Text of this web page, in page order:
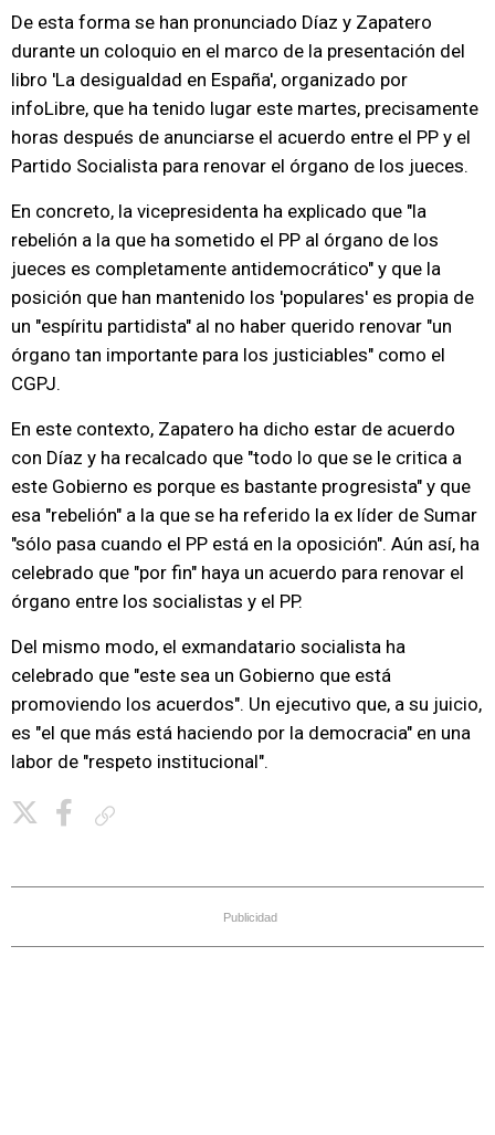
De esta forma se han pronunciado Díaz y Zapatero
durante un coloquio en el marco de la presentación del
libro 'La desigualdad en España', organizado por
infoLibre, que ha tenido lugar este martes, precisamente
horas después de anunciarse el acuerdo entre el PP y el
Partido Socialista para renovar el órgano de los jueces.
En concreto, la vicepresidenta ha explicado que "la
rebelión a la que ha sometido el PP al órgano de los
jueces es completamente antidemocrático" y que la
posición que han mantenido los 'populares' es propia de
un "espíritu partidista" al no haber querido renovar "un
órgano tan importante para los justiciables" como el
CGPJ.
En este contexto, Zapatero ha dicho estar de acuerdo
con Díaz y ha recalcado que "todo lo que se le critica a
este Gobierno es porque es bastante progresista" y que
esa "rebelión" a la que se ha referido la ex líder de Sumar
"sólo pasa cuando el PP está en la oposición". Aún así, ha
celebrado que "por fin" haya un acuerdo para renovar el
órgano entre los socialistas y el PP.
Del mismo modo, el exmandatario socialista ha
celebrado que "este sea un Gobierno que está
promoviendo los acuerdos". Un ejecutivo que, a su juicio,
es "el que más está haciendo por la democracia" en una
labor de "respeto institucional".
Publicidad